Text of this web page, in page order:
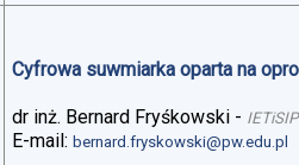
Cyfrowa suwmiarka oparta na
dr inż. Bernard Fryśkowski - IETiSIP
E-mail:bernard.fryskowski@pw.edu.pl